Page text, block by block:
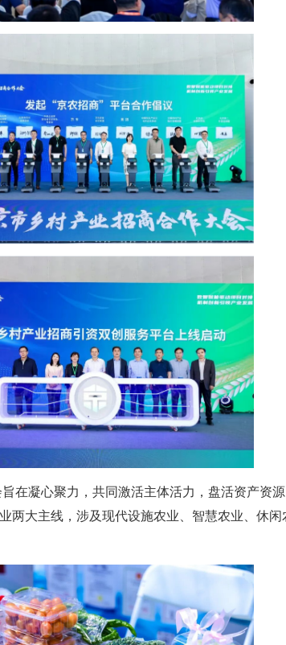
凝心聚力，共同激活主体活力，盘活资产资
两大主线，涉及现代设施农业、智慧农业、休